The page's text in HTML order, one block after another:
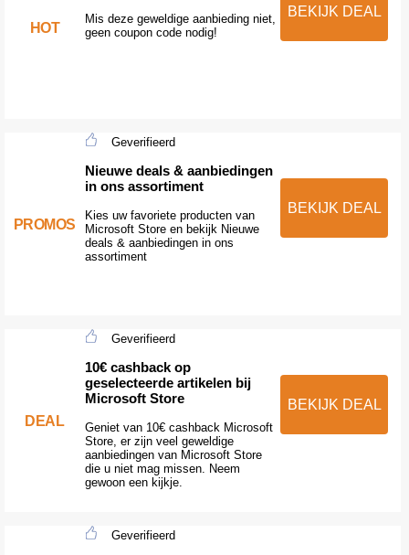
HOT
Mis deze geweldige aanbieding niet,
geen coupon code nodig!
BEKIJK DEAL
PROMOS
Geverifieerd
Nieuwe deals & aanbiedingen
in ons assortiment
Kies uw favoriete producten van
Microsoft Store en bekijk Nieuwe
deals & aanbiedingen in ons
assortiment
BEKIJK DEAL
DEAL
Geverifieerd
10€ cashback op
geselecteerde artikelen bij
Microsoft Store
Geniet van 10€ cashback Microsoft
Store, er zijn veel geweldige
aanbiedingen van Microsoft Store
die u niet mag missen. Neem
gewoon een kijkje.
BEKIJK DEAL
Geverifieerd